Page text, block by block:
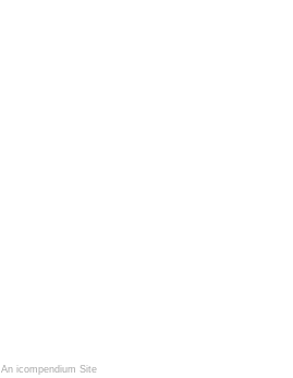
An icompendium Site